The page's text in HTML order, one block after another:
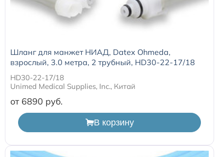
Шланг для манжет НИАД, Datex Ohmeda,
взрослый, 3.0 метра, 2 трубный, HD30-22-17/18
HD30-22-17/18
Unimed Medical Supplies, Inc., Китай
от 6890
В корзину
Кабели для инвазивного давления (ИАД)
Оригинальные расходные материалы GE
Nihon Kohden расходные материалы
Расходные материалы для транскутанного монитора